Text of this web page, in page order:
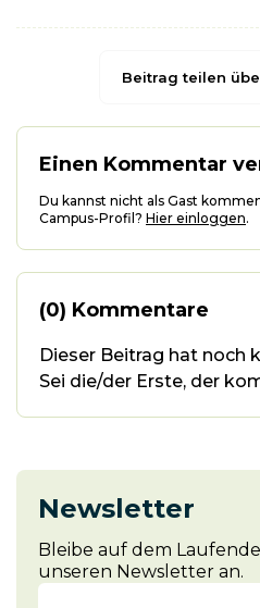
Beitrag teilen
Einen Kommentar
Du kannst nicht als Gast
Campus-Profil? Hier einloggen.
(0) Kommentare
Dieser Beitrag hat noch
Sei die/der Erste, der
Newsletter
Bleibe auf dem
unseren Newsletter an.